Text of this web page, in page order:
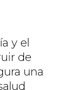
y el
de
una